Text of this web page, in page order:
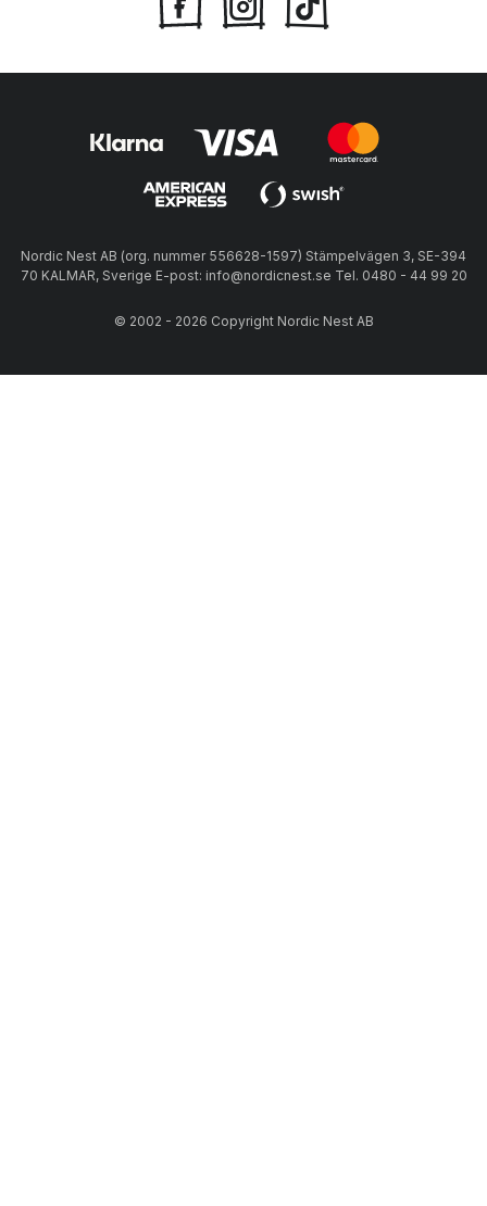
Nordic Nest AB (org. nummer 556628-1597) Stämpelvägen 3, SE-394
70 KALMAR, Sverige E-post: info@nordicnest.se Tel. 0480 - 44 99 20
© 2002 - 2026 Copyright Nordic Nest AB